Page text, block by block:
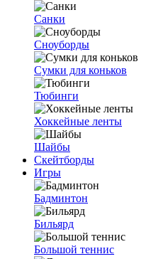
Санки
Сноуборды
Сумки для коньков
Тюбинги
Хоккейные ленты
Шайбы
Скейтборды
Игры
Бадминтон
Бильярд
Большой теннис